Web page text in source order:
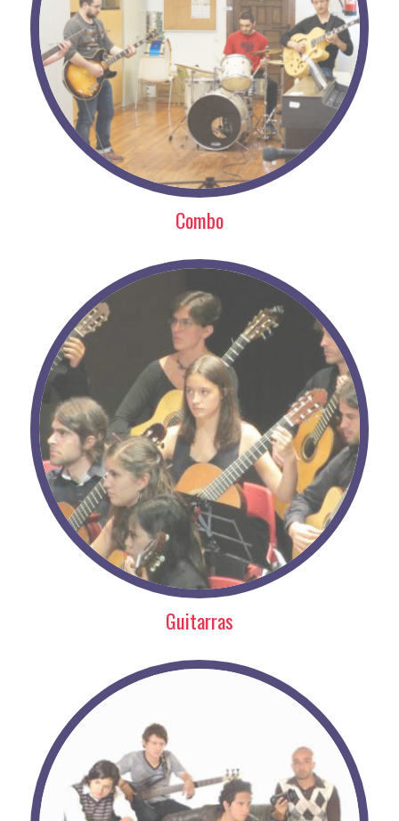
Combo
Guitarras